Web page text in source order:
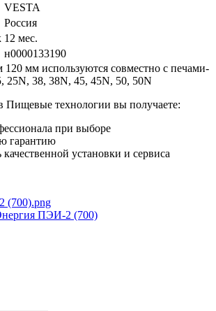
VESTA
Россия
12 мес.
н0000133190
120 мм используются совместно с печами-
25N, 38, 38N, 45, 45N, 50, 50N
Пищевые технологии вы получаете:
при выборе
гарантию
установки и сервиса
ПЭИ-2 (700)